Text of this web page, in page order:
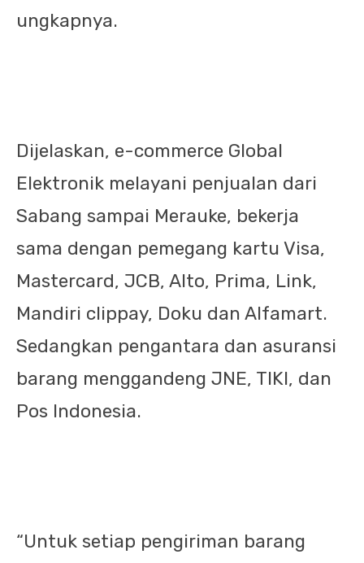
ungkapnya.
Dijelaskan, e-commerce Global
Elektronik melayani penjualan dari
Sabang sampai Merauke, bekerja
sama dengan pemegang kartu Visa,
Mastercard, JCB, Alto, Prima, Link,
Mandiri clippay, Doku dan Alfamart.
Sedangkan pengantara dan asuransi
barang menggandeng JNE, TIKI, dan
Pos Indonesia.
“Untuk setiap pengiriman barang